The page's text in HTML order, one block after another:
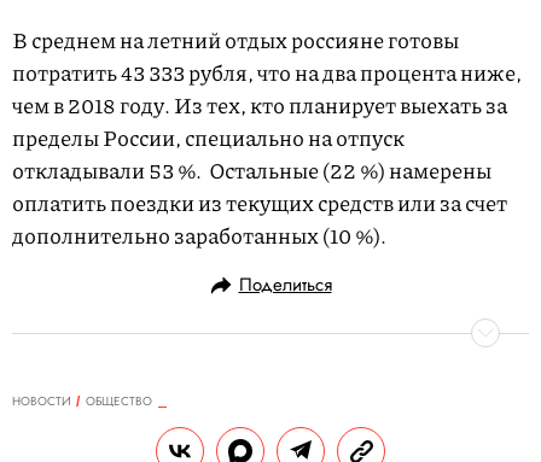
В среднем на летний отдых россияне готовы
потратить 43 333 рубля, что на два процента ниже,
чем в 2018 году. Из тех, кто планирует выехать за
пределы России, специально на отпуск
откладывали 53 %. Остальные (22 %) намерены
оплатить поездки из текущих средств или за счет
дополнительно заработанных (10 %).
Поделиться
НОВОСТИ
ОБЩЕСТВО